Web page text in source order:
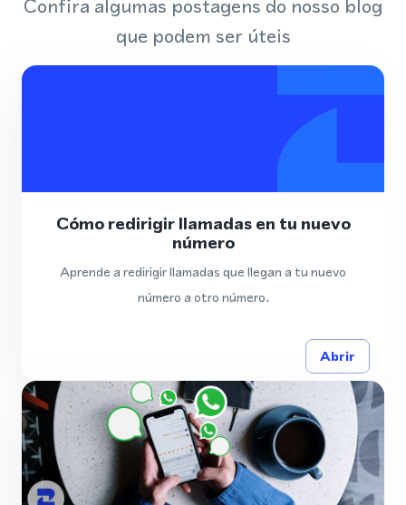
Confira algumas postagens do nosso blog
que podem ser úteis
Cómo redirigir llamadas en tu nuevo
número
Aprende a redirigir llamadas que llegan a tu nuevo
número a otro número.
Abrir